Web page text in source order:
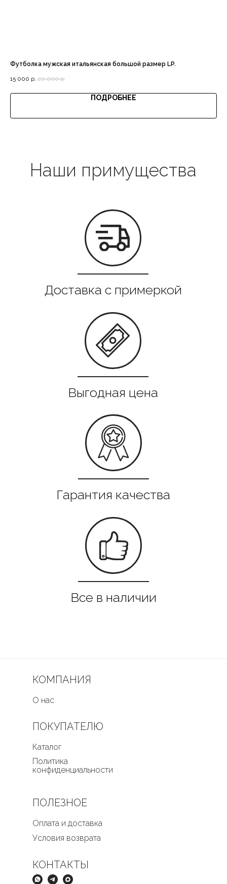
Футболка мужская итальянская большой размер LP.
15 000 р. 20 000 р.
ПОДРОБНЕЕ
Выгодная цена
Все в наличии
КОМПАНИЯ
О нас
ПОЛЕЗНОЕ
Оплата и доставка
Условия возврата
ПОКУПАТЕЛЮ
Каталог
Политика
конфиденциальности
КОНТАКТЫ